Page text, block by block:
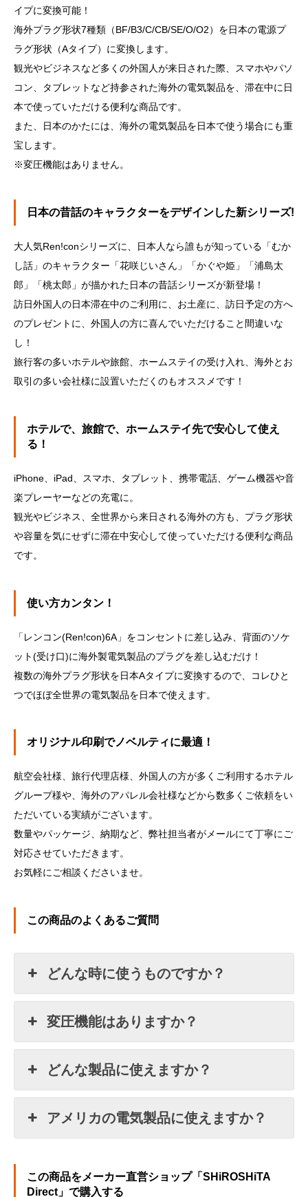
イプに変換可能！
海外プラグ形状7種類（BF/B3/C/CB/SE/O/O2）を日本の電源プ
ラグ形状（Aタイプ）に変換します。
観光やビジネスなど多くの外国人が来日された際、スマホやパソ
コン、タブレットなど持参された海外の電気製品を、滞在中に日
本で使っていただける便利な商品です。
また、日本のかたには、海外の電気製品を日本で使う場合にも重
宝します。
※変圧機能はありません。
日本の昔話のキャラクターをデザインした新シリーズ!
大人気Ren!conシリーズに、日本人なら誰もが知っている「むか
し話」のキャラクター「花咲じいさん」「かぐや姫」「浦島太
郎」「桃太郎」が描かれた日本の昔話シリーズが新登場！
訪日外国人の日本滞在中のご利用に、お土産に、訪日予定の方へ
のプレゼントに、外国人の方に喜んでいただけること間違いな
し！
旅行客の多いホテルや旅館、ホームステイの受け入れ、海外とお
取引の多い会社様に設置いただくのもオススメです！
ホテルで、旅館で、ホームステイ先で安心して使え
る！
iPhone、iPad、スマホ、タブレット、携帯電話、ゲーム機器や音
楽プレーヤーなどの充電に。
観光やビジネス、全世界から来日される海外の方も、プラグ形状
や容量を気にせずに滞在中安心して使っていただける便利な商品
です。
使い方カンタン！
「レンコン(Ren!con)6A」をコンセントに差し込み、背面のソケ
ット(受け口)に海外製電気製品のプラグを差し込むだけ！
複数の海外プラグ形状を日本Aタイプに変換するので、コレひと
つでほぼ全世界の電気製品を日本で使えます。
オリジナル印刷でノベルティに最適！
航空会社様、旅行代理店様、外国人の方が多くご利用するホテル
グループ様や、海外のアパレル会社様などから数多くご依頼をい
ただいている実績がございます。
数量やパッケージ、納期など、弊社担当者がメールにて丁寧にご
対応させていただきます。
お気軽にご相談くださいませ。
この商品のよくあるご質問
どんな時に使うものですか？
変圧機能はありますか？
どんな製品に使えますか？
アメリカの電気製品に使えますか？
この商品をメーカー直営ショップ「SHiROSHiTA
Direct」で購入する